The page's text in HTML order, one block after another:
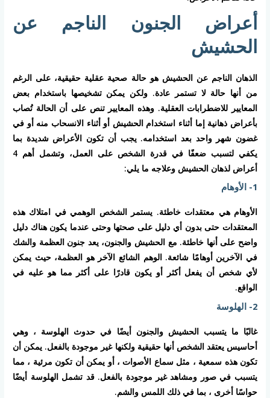
أعراض الجنون الناجم عن
الحشيش
الذهان الناجم عن الحشيش هو حالة صحية عقلية حقيقية، على الرغم
من أنها حالة لا تستمر عادة. ولكن يمكن تشخيصها باستخدام بعض
المعايير للاضطرابات العقلية. وهذه المعايير تنص على أن الحالة تُصاب
بأعراض ذهانية إما أثناء استخدام الحشيش أو أثناء الانسحاب منه أو في
غضون شهر واحد بعد استخدامه. يجب أن تكون الأعراض شديدة بما
يكفي لتسبب ضعفًا في قدرة الشخص على العمل، وتشمل أهم 4
أعراض لذهان الحشيش وعلاجه ما يلي:
1- الأوهام
الأوهام هي معتقدات خاطئة. يستمر الشخص الوهمي في امتلاك هذه
المعتقدات حتى بدون أي دليل على صحتها وحتى عندما يكون هناك دليل
واضح على أنها خاطئة. مع الحشيش والجنون، يعد جنون العظمة والشك
في الآخرين أوهامًا شائعة. الوهم الشائع الآخر هو العظمة، حيث يمكن
لأي شخص أن يفعل أكثر أو يكون قادرًا على أكثر مما هو عليه في
الواقع.
2- الهلوسة
غالبًا ما يتسبب الحشيش والجنون أيضًا في حدوث الهلوسة ، وهي
أحاسيس يعتقد الشخص أنها حقيقية ولكنها غير موجودة بالفعل. يمكن أن
تكون هذه سمعية ، مثل سماع الأصوات ، أو يمكن أن تكون مرئية ، مما
يتسبب في صور ومشاهد غير موجودة بالفعل. قد تشمل الهلوسة أيضًا
حواسًا أخرى ، بما في ذلك اللمس والشم.